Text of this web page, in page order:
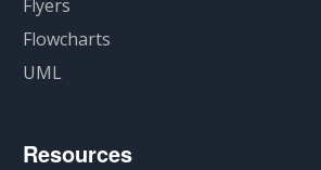
Flyers
Flowcharts
UML
Resources